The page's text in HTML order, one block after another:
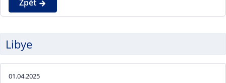
Zpět
Libye
01.04.2025